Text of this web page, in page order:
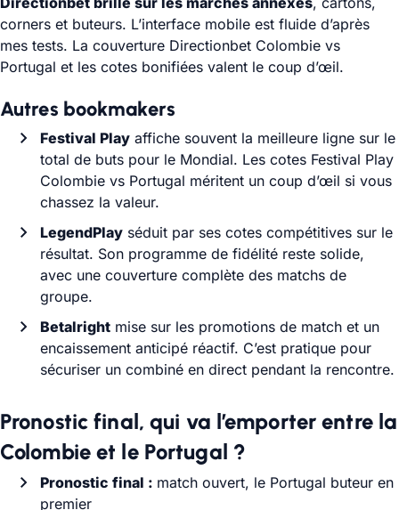
corners et buteurs. L’interface mobile est fluide d’après
mes tests. La couverture Directionbet Colombie vs
Portugal et les cotes bonifiées valent le coup d’œil.
Autres bookmakers
Festival Play affiche souvent la meilleure ligne sur le
total de buts pour le Mondial. Les cotes Festival Play
Colombie vs Portugal méritent un coup d’œil si vous
chassez la valeur.
LegendPlay séduit par ses cotes compétitives sur le
résultat. Son programme de fidélité reste solide,
avec une couverture complète des matchs de
groupe.
Betalright mise sur les promotions de match et un
encaissement anticipé réactif. C’est pratique pour
sécuriser un combiné en direct pendant la rencontre.
Pronostic final, qui va l’emporter entre la
Colombie et le Portugal ?
Pronostic final : match ouvert, le Portugal buteur en
premier